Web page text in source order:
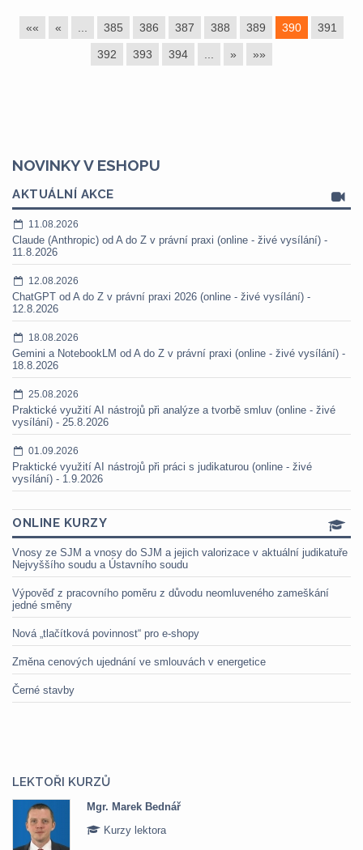
«« « 385 386 387 388 389 390 391
392 393 394 » »»
NOVINKY V ESHOPU
AKTUÁLNÍ AKCE
11.08.2026
Claude (Anthropic) od A do Z v právní praxi (online - živé vysílání) -
11.8.2026
12.08.2026
ChatGPT od A do Z v právní praxi 2026 (online - živé vysílání) -
12.8.2026
18.08.2026
Gemini a NotebookLM od A do Z v právní praxi (online - živé vysílání) -
18.8.2026
25.08.2026
Praktické využití AI nástrojů při analýze a tvorbě smluv (online - živé
vysílání) - 25.8.2026
01.09.2026
Praktické využití AI nástrojů při práci s judikaturou (online - živé
vysílání) - 1.9.2026
ONLINE KURZY
Vnosy ze SJM a vnosy do SJM a jejich valorizace v aktuální judikatuře
Nejvyššího soudu a Ústavního soudu
Výpověď z pracovního poměru z důvodu neomluveného zameškání
jedné směny
Nová „tlačítková povinnost“ pro e-shopy
Změna cenových ujednání ve smlouvách v energetice
Černé stavby
LEKTOŘI KURZŮ
Mgr. Marek Bednář
Kurzy lektora